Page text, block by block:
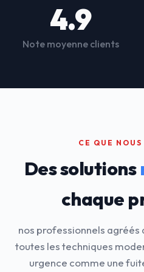
4.9
Note moyenne clients
CE QUE NOUS
Des solutions
chaque
nos professionnels
toutes les techniques
urgence comme une